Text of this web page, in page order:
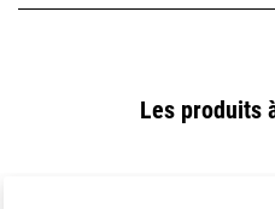
Les produits